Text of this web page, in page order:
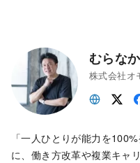
むらな
株式会社オ
「一人ひとりが能力を
に、働き方改革や複業キャ